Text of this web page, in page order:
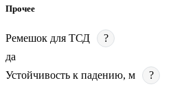
Прочее
Ремешок для ТСД
?
да
Устойчивость к падению, м
?